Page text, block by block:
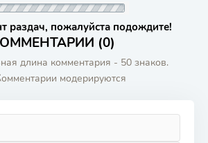
раздач, пожалуйста подождите!
(0)
длина комментария - 50 знаков.
модерируются